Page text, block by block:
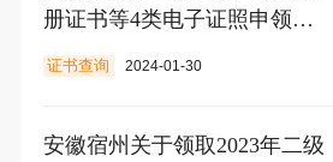
册证书等4类电子证照申领和
使用规则
证书查询 2024-01-30
安徽宿州关于领取2023年二级